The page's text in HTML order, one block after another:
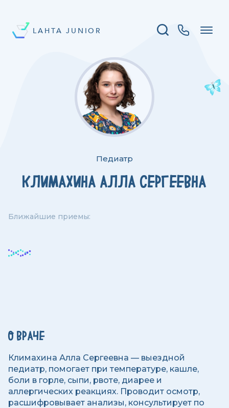
LAHTA JUNIOR
Педиатр
КЛИМАХИНА АЛЛА СЕРГЕЕВНА
Ближайшие приемы:
О ВРАЧЕ
Климахина Алла Сергеевна — выездной
педиатр, помогает при температуре, кашле,
боли в горле, сыпи, рвоте, диарее и
аллергических реакциях. Проводит осмотр,
расшифровывает анализы, консультирует по